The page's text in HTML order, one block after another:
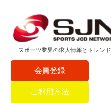
スポーツ業界の求人情報とトレンド
会員登録
ご利用方法